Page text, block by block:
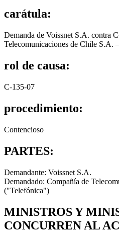
carátula:
Demanda de Voissnet S.A. contra
Telecomunicaciones de Chile S.A. –
rol de causa:
C-135-07
procedimiento:
Contencioso
PARTES:
Demandante: Voissnet S.A.
Demandado: Compañía de
("Telefónica")
MINISTROS Y
CONCURREN AL